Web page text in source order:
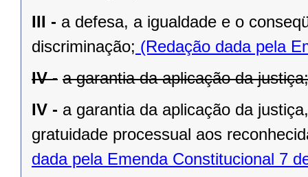
III - a defesa, a igualdade e o
discriminação; (Redação dada pela
IV - a garantia da aplicação da justiça;
IV - a garantia da aplicação da
gratuidade processual aos
dada pela Emenda Constitucional 7